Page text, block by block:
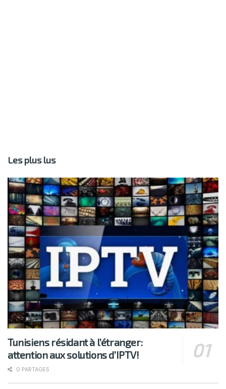
Les plus lus
Tunisiens résidant à l’étranger:
attention aux solutions d’IPTV!
0 PARTAGES